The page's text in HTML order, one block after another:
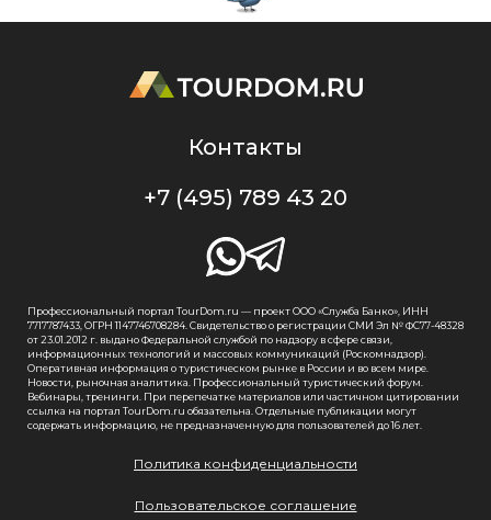
Контакты
+7 (495) 789 43 20
Профессиональный портал TourDom.ru — проект ООО «Служба Банко», ИНН
7717787433, ОГРН 1147746708284. Свидетельство о регистрации СМИ Эл № ФС77-48328
от 23.01.2012 г. выдано Федеральной службой по надзору в сфере связи,
информационных технологий и массовых коммуникаций (Роскомнадзор).
Оперативная информация о туристическом рынке в России и во всем мире.
Новости, рыночная аналитика. Профессиональный туристический форум.
Вебинары, тренинги. При перепечатке материалов или частичном цитировании
ссылка на портал TourDom.ru обязательна. Отдельные публикации могут
содержать информацию, не предназначенную для пользователей до 16 лет.
Политика конфиденциальности
Пользовательское соглашение